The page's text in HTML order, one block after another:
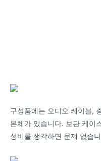
구성품에는 오디오 케이블,
본체가 있습니다. 보관 케이
성비를 생각하면 문제 없습